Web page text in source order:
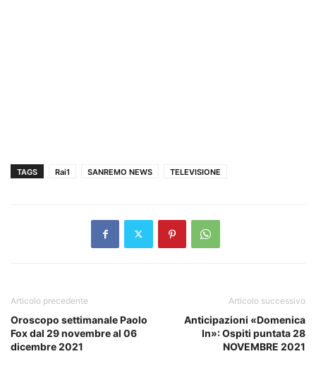
TAGS Rai1 SANREMO NEWS TELEVISIONE
Articolo precedente
Oroscopo settimanale Paolo
Fox dal 29 novembre al 06
dicembre 2021
Articolo successivo
Anticipazioni «Domenica
In»: Ospiti puntata 28
NOVEMBRE 2021